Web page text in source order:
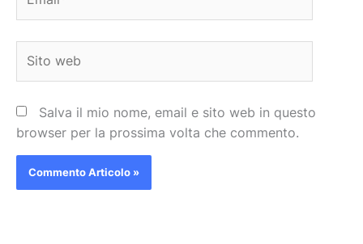
web
Salva il mio nome, email e sito web in questo
browser per la prossima volta che commento.